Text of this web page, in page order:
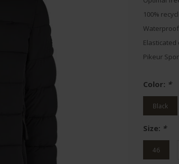
100%
Pikeur
Color: *
Black
Size: *
46